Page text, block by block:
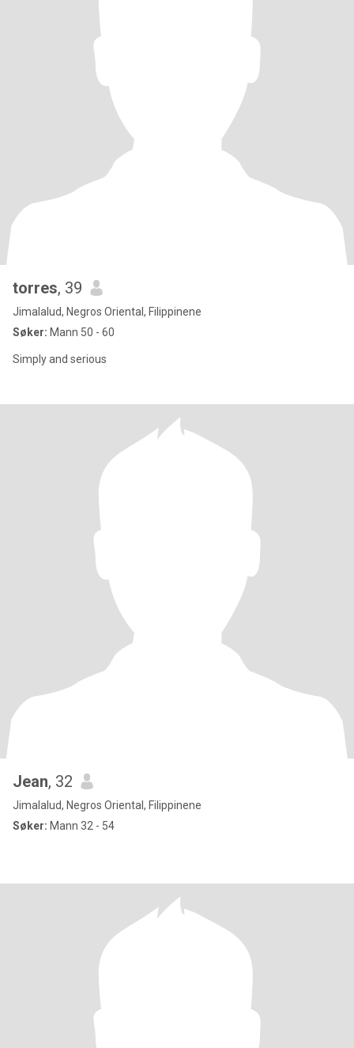
torres, 39
Jimalalud, Negros Oriental, Filippinene
Søker: Mann 50 - 60
Simply and serious
Jean, 32
Jimalalud, Negros Oriental, Filippinene
Søker: Mann 32 - 54